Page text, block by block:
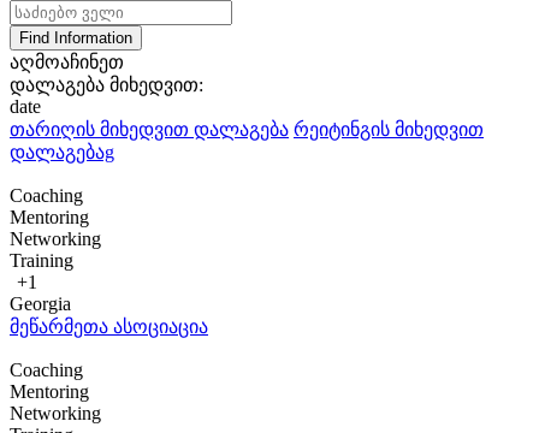
Find Information
აღმოაჩინეთ
დალაგება მიხედვით:
date
თარიღის მიხედვით დალაგება რეიტინგის მიხედვით
დალაგებაg
Coaching
Mentoring
Networking
Training
+1
Georgia
მეწარმეთა ასოციაცია
Coaching
Mentoring
Networking